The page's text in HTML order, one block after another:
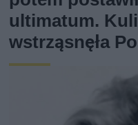
ultimatum.
wstrząsnęła